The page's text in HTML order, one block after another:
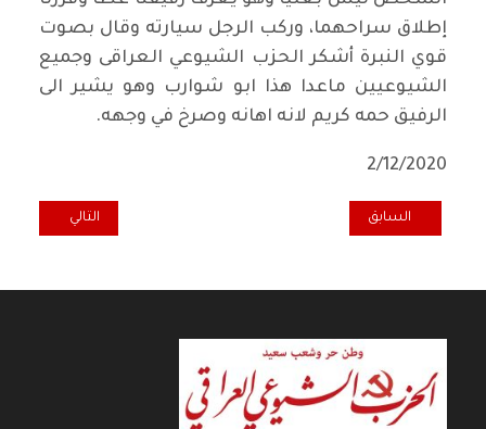
إطلاق سراحهما، وركب الرجل سيارته وقال بصوت
قوي النبرة أشكر الحزب الشيوعي العراقى وجميع
الشيوعيين ماعدا هذا ابو شوارب وهو يشير الى
الرفيق حمه كريم لانه اهانه وصرخ في وجهه.
2/12/2020
المقال السابق: عشر سنوات على رحيل ملازم فائز (سلام جليل ابراهيم)
السابق المقال التالي:
التالي